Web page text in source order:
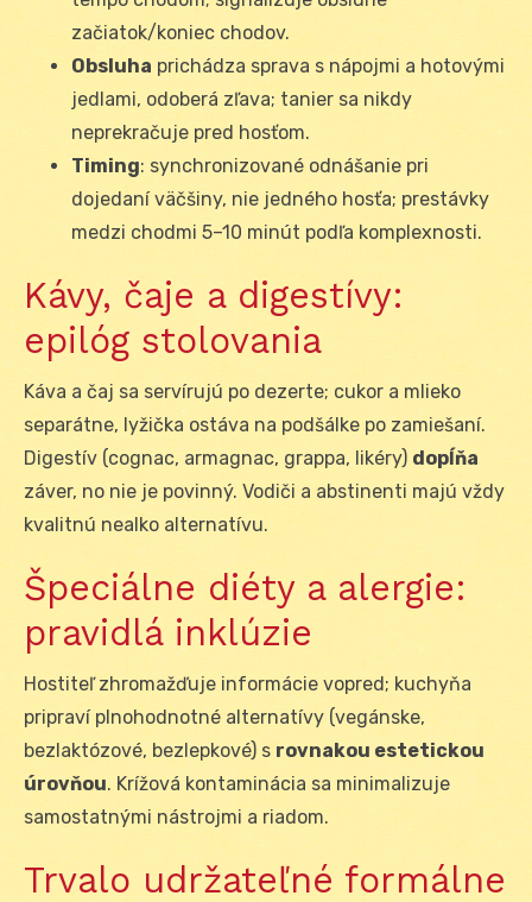
začiatok/koniec chodov.
Obsluha prichádza sprava s nápojmi a hotovými
jedlami, odoberá zľava; tanier sa nikdy
neprekračuje pred hosťom.
Timing: synchronizované odnášanie pri
dojedaní väčšiny, nie jedného hosťa; prestávky
medzi chodmi 5–10 minút podľa komplexnosti.
Kávy, čaje a digestívy:
epilóg stolovania
Káva a čaj sa servírujú po dezerte; cukor a mlieko
separátne, lyžička ostáva na podšálke po zamiešaní.
Digestív (cognac, armagnac, grappa, likéry) dopĺňa
záver, no nie je povinný. Vodiči a abstinenti majú vždy
kvalitnú nealko alternatívu.
Špeciálne diéty a alergie:
pravidlá inklúzie
Hostiteľ zhromažďuje informácie vopred; kuchyňa
pripraví plnohodnotné alternatívy (vegánske,
bezlaktózové, bezlepkové) s rovnakou estetickou
úrovňou. Krížová kontaminácia sa minimalizuje
samostatnými nástrojmi a riadom.
Trvalo udržateľné formálne